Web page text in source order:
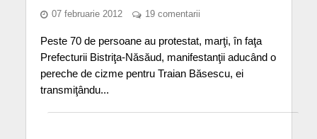
07 februarie 2012 19 comentarii
Peste 70 de persoane au protestat, marţi, în faţa
Prefecturii Bistriţa-Năsăud, manifestanţii aducând o
pereche de cizme pentru Traian Băsescu, ei
transmiţându...